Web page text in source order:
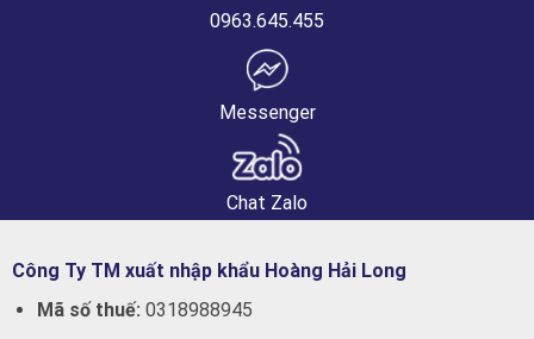
0963.645.455
Messenger
Chat Zalo
Công Ty TM xuất nhập khẩu Hoàng Hải Long
Mã số thuế: 0318988945